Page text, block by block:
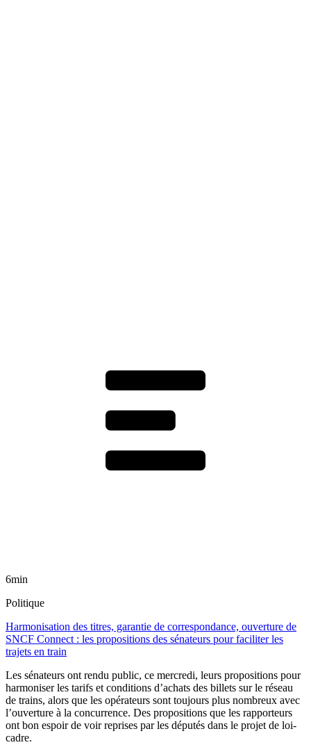
6min
Politique
Harmonisation des titres, garantie de correspondance, ouverture de
SNCF Connect : les propositions des sénateurs pour faciliter les
trajets en train
Les sénateurs ont rendu public, ce mercredi, leurs propositions pour
harmoniser les tarifs et conditions d’achats des billets sur le réseau
de trains, alors que les opérateurs sont toujours plus nombreux avec
l’ouverture à la concurrence. Des propositions que les rapporteurs
ont bon espoir de voir reprises par les députés dans le projet de loi-
cadre.